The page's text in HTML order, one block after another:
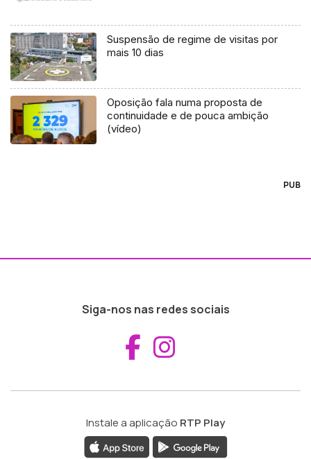
Suspensão de regime de visitas por
mais 10 dias
Oposição fala numa proposta de
continuidade e de pouca ambição
(vídeo)
PUB
Siga-nos nas redes sociais
Aceder ao
Instale a aplicação RTP Play